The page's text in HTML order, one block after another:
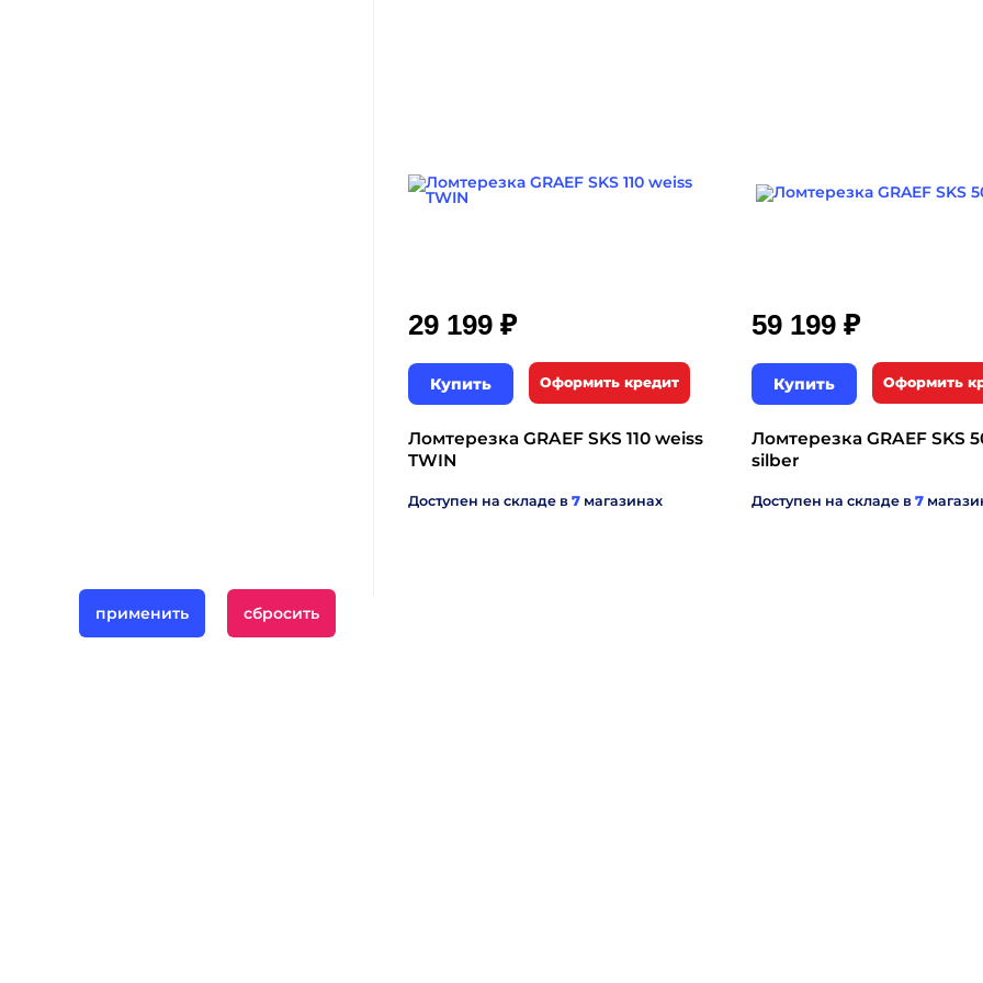
29 199 ₽
Купить Оформить кредит
Ломтерезка GRAEF SKS 110 weiss
TWIN
Доступен на складе в 7 магазинах
59 199₽
Купить Оформить
Ломтерезка GRAEF SKS
silber
Доступен на складе в7